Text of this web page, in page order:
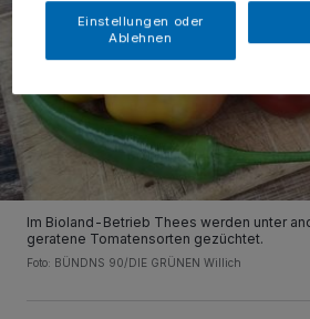
Im Bioland-Betrieb Thees werden unter
geratene Tomatensorten gezüchtet.
Foto: BÜNDNS 90/DIE GRÜNEN Willich
Einstellungen oder
Ablehnen